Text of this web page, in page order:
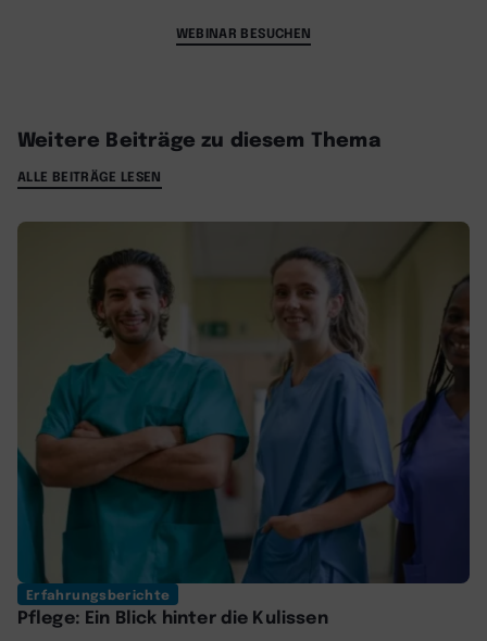
WEBINAR BESUCHEN
Weitere Beiträge zu diesem Thema
ALLE BEITRÄGE LESEN
Erfahrungsberichte
Pflege: Ein Blick hinter die Kulissen